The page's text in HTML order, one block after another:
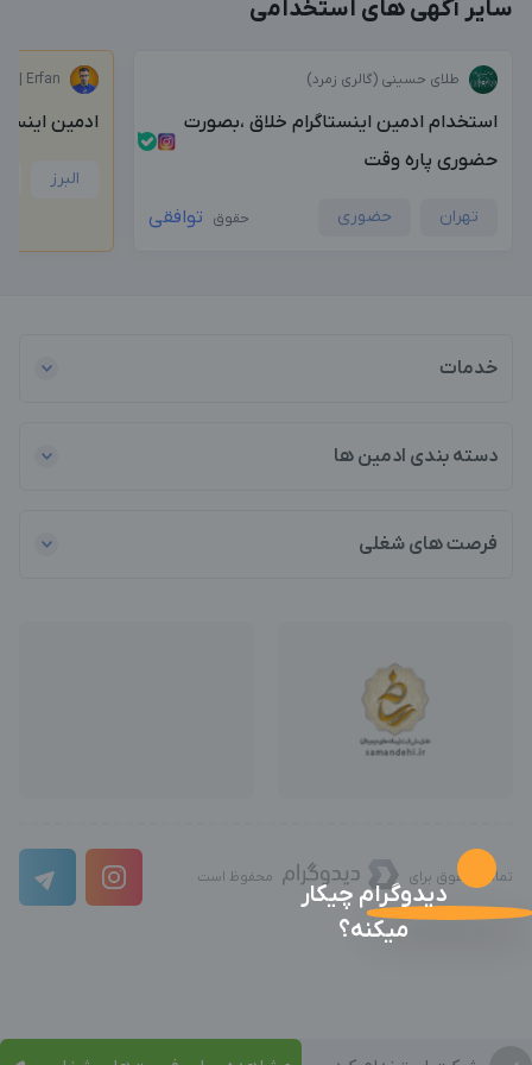
سایر آگهی های استخدامی
طلای حسینی (گالری زمرد)
استخدام ادمین اینستاگرام خلاق ،بصورت
حضوری پاره وقت
تهران حضوری حقوق توافقی
| Erfan
ادمین
البرز
خدمات
دسته بندی ادمین ها
فرصت های شغلی
تمامی حقوق برای محفوظ است
دیدوگرام چیکار
میکنه؟